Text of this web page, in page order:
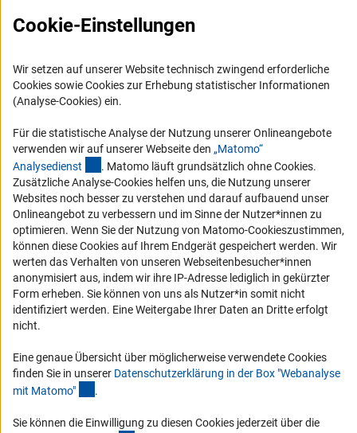
Presse
Karriere
Logo und Corporate Design
Compliance
Vergabeverfahren
Barrierefreiheit
Service und Informationen für Menschen mit Behinderungen
Erklärung zur Barrierefreiheit
Barriere melden
DFG-aktuell
schauen Sie sich die Ausgaben online an.
Cookie-Einstellungen
Wir setzen auf unserer Website technisch zwingend erforderliche
Cookies sowie Cookies zur Erhebung statistischer Informationen
(Analyse-Cookies) ein.
Für die statistische Analyse der Nutzung unserer Onlineangebote
verwenden wir auf unserer Webseite den „Matomo“
Analysedienst (externer Link)
. Matomo läuft grundsätzlich ohne Cookies.
Zusätzliche Analyse-Cookies helfen uns, die Nutzung unserer
Websites noch besser zu verstehen und darauf aufbauend unser
Onlineangebot zu verbessern und im Sinne der Nutzer*innen zu
optimieren. Wenn Sie der Nutzung von Matomo-Cookieszustimmen,
können diese Cookies auf Ihrem Endgerät gespeichert werden. Wir
werten das Verhalten von unseren Webseitenbesucher*innen
anonymisiert aus, indem wir ihre IP-Adresse lediglich in gekürzter
Form erheben. Sie können von uns als Nutzer*in somit nicht
identifiziert werden. Eine Weitergabe Ihrer Daten an Dritte erfolgt
nicht.
Eine genaue Übersicht über möglicherweise verwendete Cookies
finden Sie in unserer Datenschutzerklärung in der Box "Webanalyse
mit Matomo" .
Sie können die Einwilligung zu diesen Cookies jederzeit über die